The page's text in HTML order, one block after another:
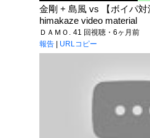
金剛 + 島風 vs 【ボイパ
himakaze video material
ＤＡＭＯ. 41 回視聴・6ヶ月前
報告
URLコピー